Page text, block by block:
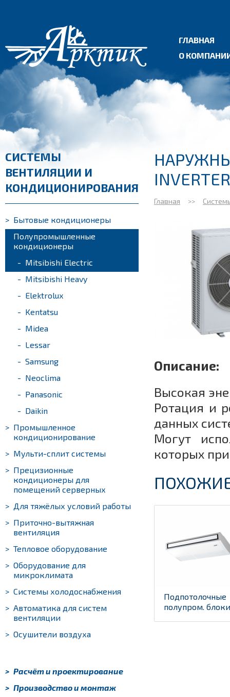
ГЛАВНАЯ
О
СИСТЕМЫ
ВЕНТИЛЯЦИИ И
КОНДИЦИОНИРОВАНИЯ
> Бытовые кондиционеры
Полупромышленные
кондиционеры
- Mitsibishi Electric
- Mitsibishi Heavy
- Elektrolux
- Kentatsu
- Midea
- Lessar
- Samsung
- Neoclima
- Panasonic
- Daikin
> Промышленное
кондиционирование
> Мульти-сплит системы
> Прецизионные
кондиционеры для
помещений серверных
> Для тяжёлых условий работы
> Приточно-вытяжная
вентиляция
> Тепловое оборудование
> Оборудование для
микроклимата
> Системы холодоснабжения
> Автоматика для систем
вентиляции
> Осушители воздуха
> Расчёт и проектирование
> Производство и монтаж
INVERTER
Главная >>
Описание:
Высокая
Ротация и
данных
Могут
которых
Подпотолочные
полупром. блоки